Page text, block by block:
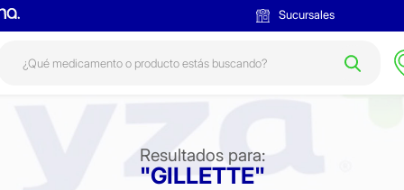
Sucursales
Resultados para:
"GILLETTE"